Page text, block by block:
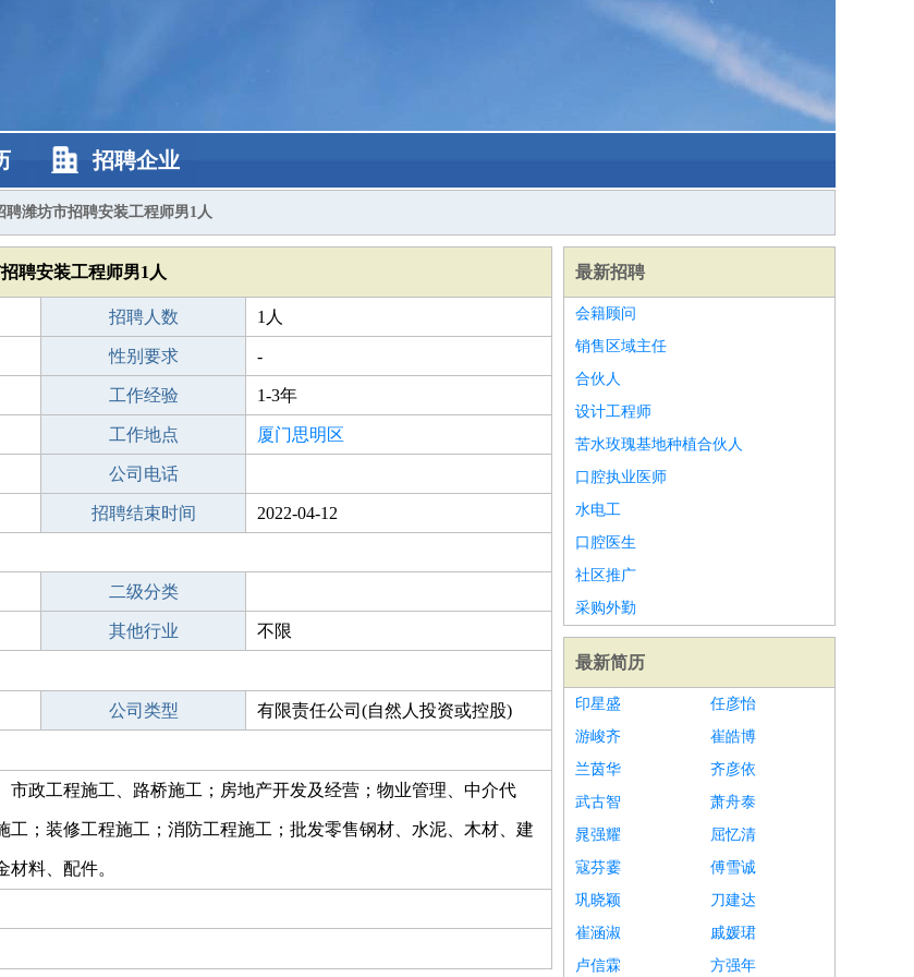
招聘企业
聘潍坊市招聘安装工程师男1人
聘安装工程师男1人
招聘人数 1人
性别要求 -
工作经验 1-3年
工作地点 厦门思明区
公司电话
招聘结束时间 2022-04-12
二级分类
其他行业 不限
公司类型 有限责任公司(自然人投资或控股)
政工程施工、路桥施工；房地产开发及经营；物业管理、中介代
；装修工程施工；消防工程施工；批发零售钢材、水泥、木材、建
料、配件。
最新招聘
会籍顾问
销售区域主任
合伙人
设计工程师
苦水玫瑰基地种植合伙人
口腔执业医师
水电工
口腔医生
社区推广
采购外勤
最新简历
印星盛
任彦怡
游峻齐
崔皓博
兰茵华
齐彦依
武古智
萧舟泰
晁强耀
屈忆清
寇芬霎
傅雪诚
巩晓颖
刀建达
崔涵淑
戚媛珺
卢信霖
方强年